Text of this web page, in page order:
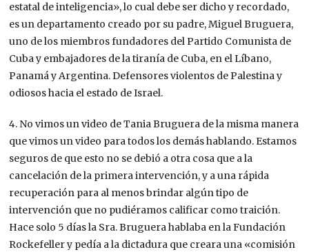
estatal de inteligencia», lo cual debe ser dicho y recordado,
es un departamento creado por su padre, Miguel Bruguera,
uno de los miembros fundadores del Partido Comunista de
Cuba y embajadores de la tiranía de Cuba, en el Líbano,
Panamá y Argentina. Defensores violentos de Palestina y
odiosos hacia el estado de Israel.
4. No vimos un video de Tania Bruguera de la misma manera
que vimos un video para todos los demás hablando. Estamos
seguros de que esto no se debió a otra cosa que a la
cancelación de la primera intervención, y a una rápida
recuperación para al menos brindar algún tipo de
intervención que no pudiéramos calificar como traición.
Hace solo 5 días la Sra. Bruguera hablaba en la Fundación
Rockefeller y pedía a la dictadura que creara una «comisión